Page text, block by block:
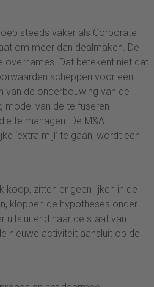
steeds vaker als Corporate
om meer dan dealmaken. De
overnames. Dat betekent niet dat
scheppen voor een
van de onderbouwing van de
model van de te fuseren
te managen. De M&A
‘extra mijl’ te gaan, wordt een
koop, zitten er geen lijken in de
kloppen de hypotheses onder
uitsluitend naar de staat van
nieuwe activiteit aansluit op de